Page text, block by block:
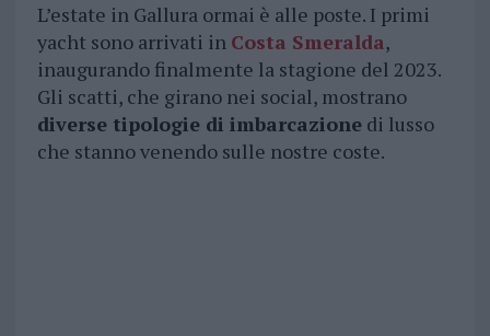
L’estate in Gallura ormai è alle poste. I primi
yacht sono arrivati in Costa Smeralda,
inaugurando finalmente la stagione del 2023.
Gli scatti, che girano nei social, mostrano
diverse tipologie di imbarcazionedi lusso
che stanno venendo sulle nostre coste.